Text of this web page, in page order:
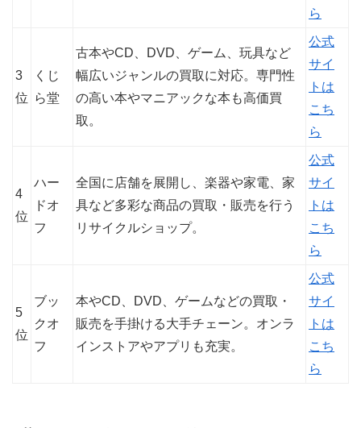
ら
3
位
くじ
ら堂
古本やCD、DVD、ゲーム、玩具など
幅広いジャンルの買取に対応。専門性
の高い本やマニアックな本も高価買
取。
公式
サイ
トは
こち
ら
4
位
ハー
ドオ
フ
全国に店舗を展開し、楽器や家電、家
具など多彩な商品の買取・販売を行う
リサイクルショップ。
公式
サイ
トは
こち
ら
5
位
ブッ
クオ
フ
本やCD、DVD、ゲームなどの買取・
販売を手掛ける大手チェーン。オンラ
インストアやアプリも充実。
公式
サイ
トは
こち
ら